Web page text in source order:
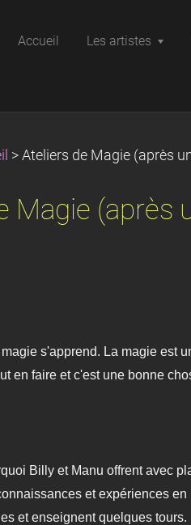
Accueil Les artistes
> Ateliers de Magie (après
Magie (après
magie s'apprend. La magie est
en faire et c'est une bonne
Billy et Manu offrent avec
et expériences
et enseignent quelques tours.